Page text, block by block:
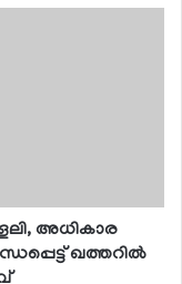
അധികാര
ഖത്തറില്‍